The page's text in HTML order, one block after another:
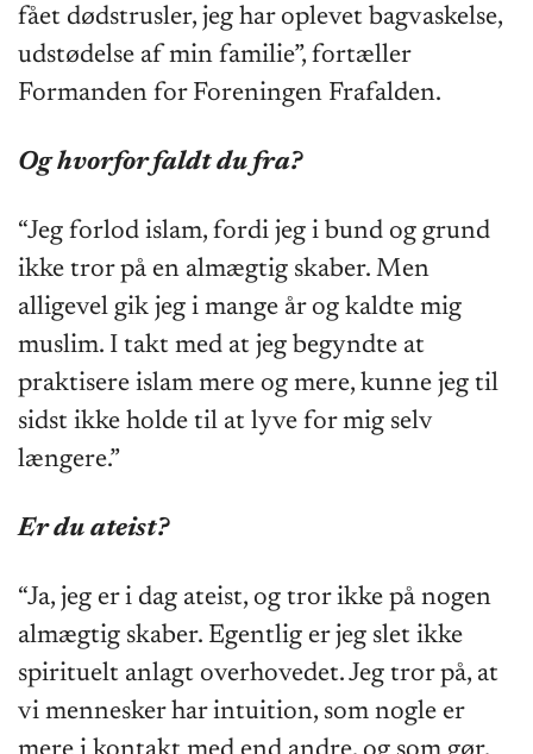
fået dødstrusler, jeg har oplevet bagvaskelse,
udstødelse af min familie”, fortæller
Formanden for Foreningen Frafalden.
Og hvorfor faldt du fra?
“Jeg forlod islam, fordi jeg i bund og grund
ikke tror på en almægtig skaber. Men
alligevel gik jeg i mange år og kaldte mig
muslim. I takt med at jeg begyndte at
praktisere islam mere og mere, kunne jeg til
sidst ikke holde til at lyve for mig selv
længere.”
Er du ateist?
“Ja, jeg er i dag ateist, og tror ikke på nogen
almægtig skaber. Egentlig er jeg slet ikke
spirituelt anlagt overhovedet. Jeg tror på, at
vi mennesker har intuition, som nogle er